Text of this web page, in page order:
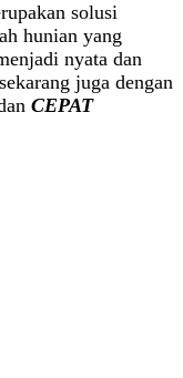
solusi
hunian yang
nyata dan
juga dengan
CEPAT